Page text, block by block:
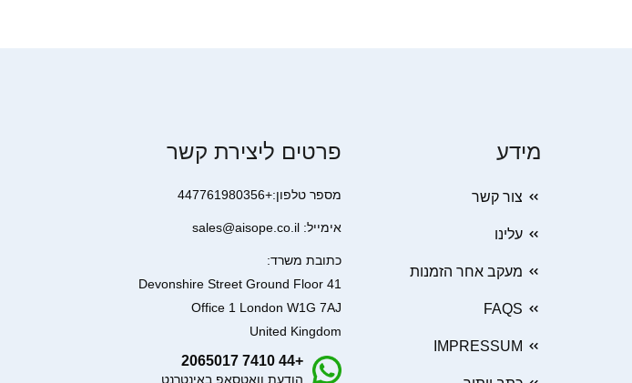
מידע
צור קשר
עלינו
מעקב אחר הזמנות
FAQS
IMPRESSUM
פרטים ליצירת קשר
מספר טלפון:+447761980356
אימייל: sales@aisope.co.il
כתובת משרד:
41 Devonshire Street Ground Floor
Office 1 London W1G 7AJ
United Kingdom
+44 7410 2065017
הודעת וואטסאפ באינטרנט